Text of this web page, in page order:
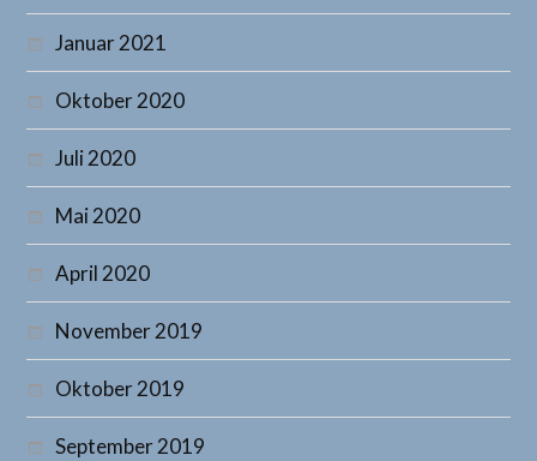
Januar 2021
Oktober 2020
Juli 2020
Mai 2020
April 2020
November 2019
Oktober 2019
September 2019